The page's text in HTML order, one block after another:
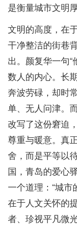
是衡量城市文明
文明的高度，在
干净整洁的街巷
出。颜复华一句
数人的内心。长
奔波劳碌，却时
单、无人问津。
改写了这份窘迫
尊重与暖意。真
舍，而是平等以
国，青岛的爱心
一个道理：“城
在于人文关怀的
者、珍视平凡微